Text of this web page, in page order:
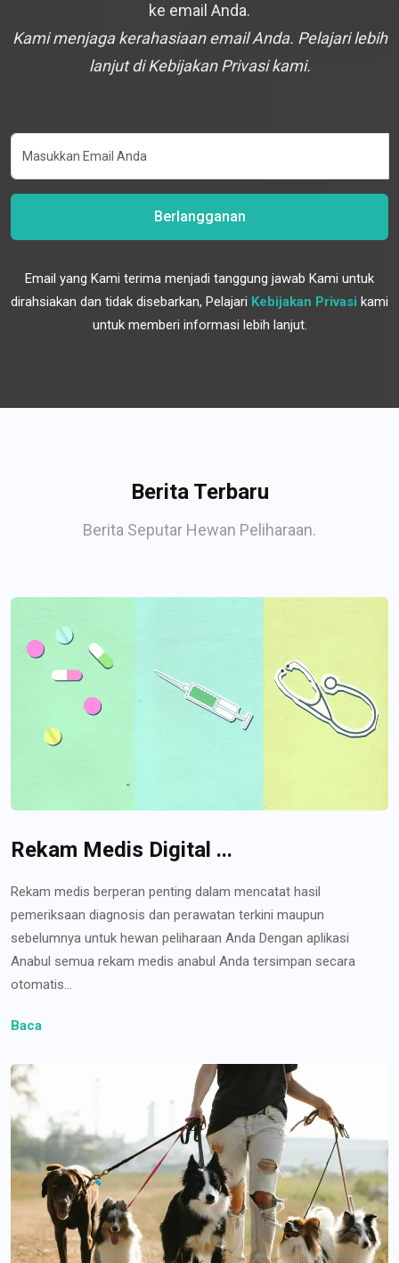
ke email Anda.
Kami menjaga kerahasiaan email Anda. Pelajari lebih
lanjut di Kebijakan Privasi kami.
Berlangganan
Email yang Kami terima menjadi tanggung jawab Kami untuk
dirahsiakan dan tidak disebarkan, Pelajari Kebijakan Privasi kami
untuk memberi informasi lebih lanjut.
Berita Terbaru
Berita Seputar Hewan Peliharaan.
Rekam Medis Digital ...
Rekam medis berperan penting dalam mencatat hasil
pemeriksaan diagnosis dan perawatan terkini maupun
sebelumnya untuk hewan peliharaan Anda Dengan aplikasi
Anabul semua rekam medis anabul Anda tersimpan secara
otomatis...
Baca